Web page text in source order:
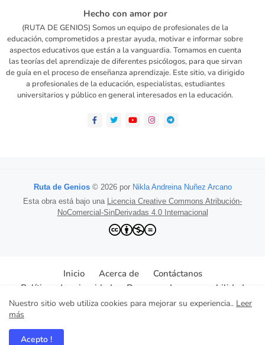
Hecho con amor por
(RUTA DE GENIOS) Somos un equipo de profesionales de la
educación, comprometidos a prestar ayuda, motivar e informar sobre
aspectos educativos que están a la vanguardia. Tomamos en cuenta
las teorías del aprendizaje de diferentes psicólogos, para que sirvan
de guía en el proceso de enseñanza aprendizaje. Este sitio, va dirigido
a profesionales de la educación, especialistas, estudiantes
universitarios y público en general interesados en la educación.
Ruta de Genios© 2026 por Nikla Andreina Nuñez Arcano
Esta obra está bajo una
Licencia Creative Commons Atribución-
NoComercial-SinDerivadas 4.0 Internacional
Inicio Acerca de
Contáctanos
Políticas de privacidad
Descargo de responsabilidad
Nuestro sitio web utiliza cookies para mejorar su experiencia.. Leer
más
Acepto !